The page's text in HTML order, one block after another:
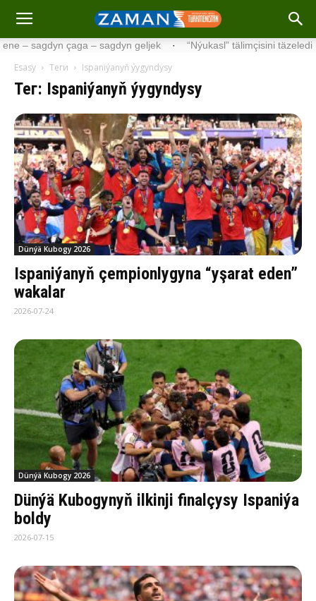
geljek · “Nýukasl” tälimçisini täzeledi · UEFA Çempionlar
Esasy Теги Ispaniýanyň ýygyndysy
Тег: Ispaniýanyň ýygyndysy
Dünýä Kubogy 2026
Ispaniýanyň çempionlygyna “yşarat eden”
wakalar
2026-07-24
Dünýä Kubogy 2026
Dünýä Kubogynyň ilkinji finalçysy Ispaniýa
boldy
2026-07-15